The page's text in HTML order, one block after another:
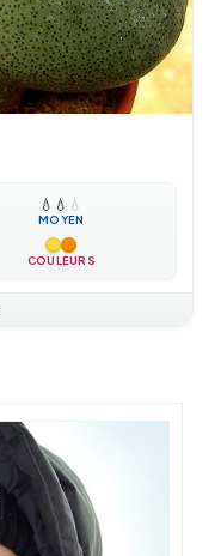
💧 💧 💧
MOYEN
COULEURS